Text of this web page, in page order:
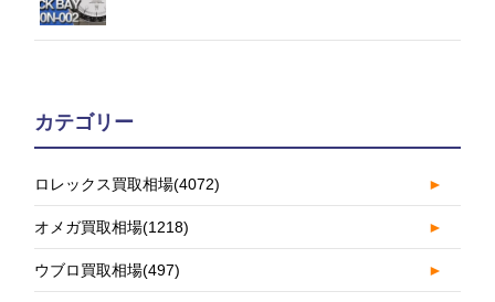
カテゴリー
ロレックス買取相場(4072) ►
オメガ買取相場(1218) ►
ウブロ買取相場(497) ►